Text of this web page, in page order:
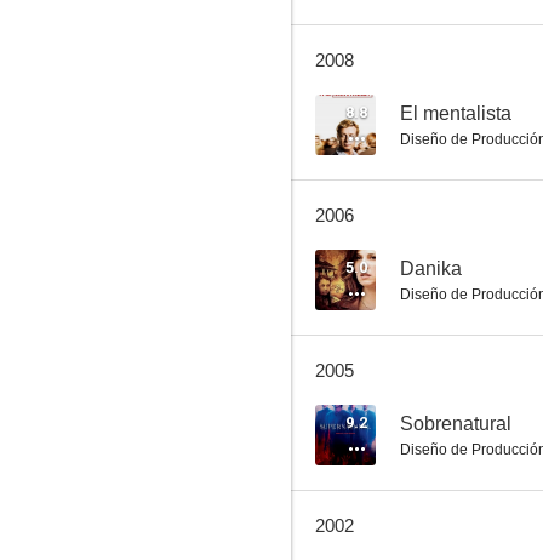
El vuelo del navegante
6.0
2008
8.8 El mentalista
Diseño de
2006
5.0 Danika
Diseño de
2005
9.2 Sobrenatural
Diseño de
2002